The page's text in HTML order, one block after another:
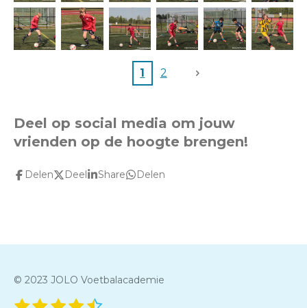
1 2
Deel op social media om jouw
vrienden op de hoogte brengen!
Delen Deel Share Delen
© 2023 JOLO Voetbalacademie
S